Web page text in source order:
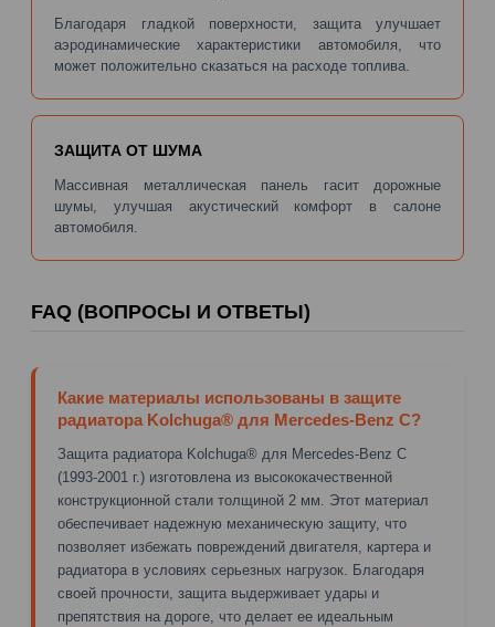
Благодаря гладкой поверхности, защита улучшает
аэродинамические характеристики автомобиля, что
может положительно сказаться на расходе топлива.
ЗАЩИТА ОТ ШУМА
Массивная металлическая панель гасит дорожные
шумы, улучшая акустический комфорт в салоне
автомобиля.
FAQ (ВОПРОСЫ И ОТВЕТЫ)
Какие материалы использованы в защите
радиатора Kolchuga® для Mercedes-Benz C?
Защита радиатора Kolchuga® для Mercedes-Benz C
(1993-2001 г.) изготовлена из высококачественной
конструкционной стали толщиной 2 мм. Этот материал
обеспечивает надежную механическую защиту, что
позволяет избежать повреждений двигателя, картера и
радиатора в условиях серьезных нагрузок. Благодаря
своей прочности, защита выдерживает удары и
препятствия на дороге, что делает ее идеальным